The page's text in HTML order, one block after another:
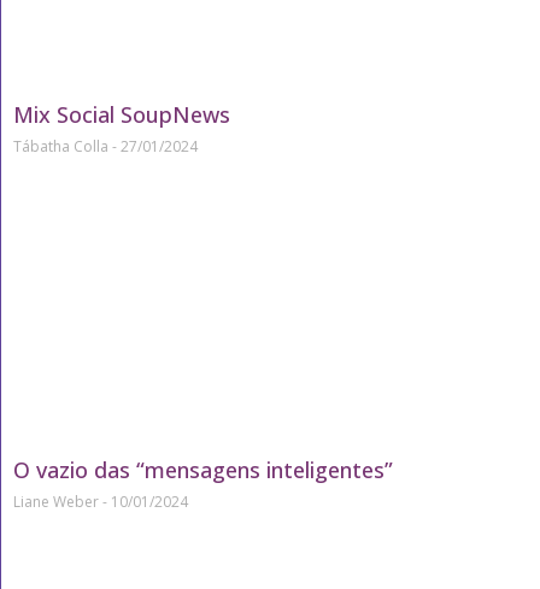
Mix Social SoupNews
Tábatha Colla 27/01/2024
O vazio das “mensagens inteligentes”
Liane Weber 10/01/2024